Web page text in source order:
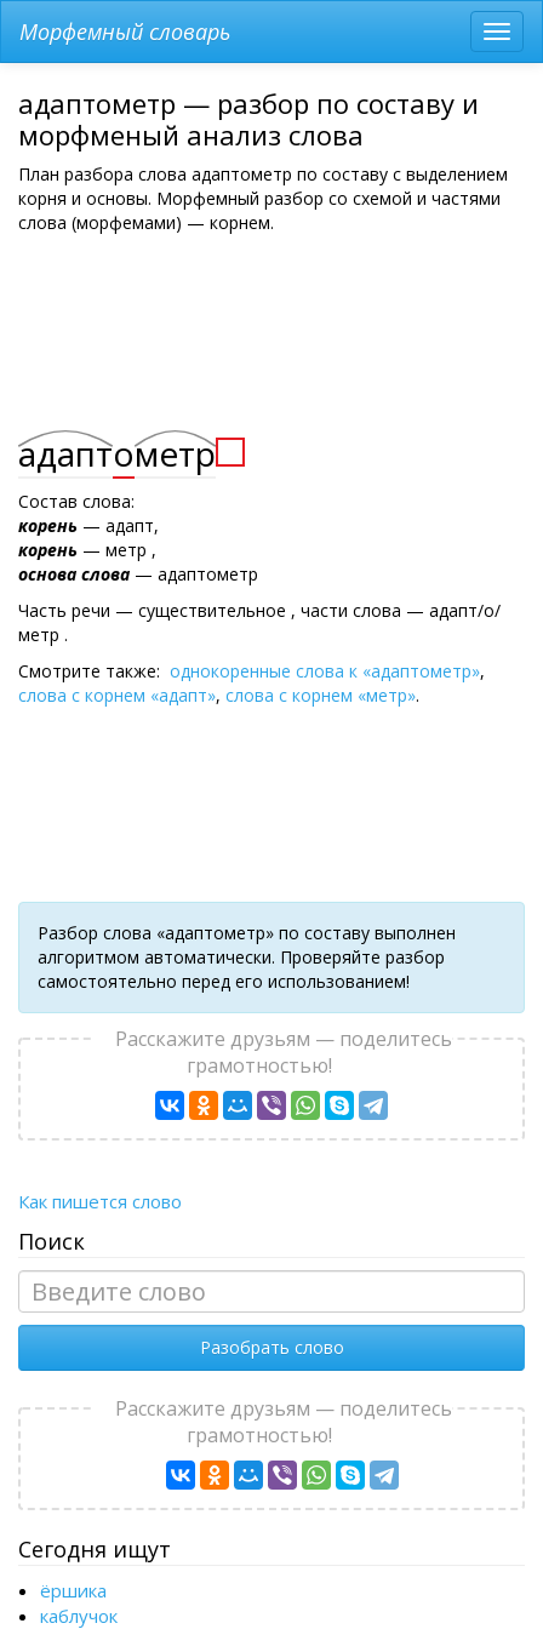
меню
Морфемный словарь
адаптометр — разбор по составу и
морфменый анализ слова
План разбора слова адаптометр по составу с выделением
корня и основы. Морфемный разбор со схемой и частями
слова (морфемами) — корнем.
адаптометр
Состав слова:
корень — адапт,
корень — метр ,
основа слова — адаптометр
Часть речи — существительное , части слова — адапт/о/
метр .
Смотрите также: однокоренные слова к «адаптометр»,
слова с корнем «адапт», слова с корнем «метр».
Разбор слова «адаптометр» по составу выполнен
алгоритмом автоматически. Проверяйте разбор
самостоятельно перед его использованием!
Расскажите друзьям — поделитесь
грамотностью!
Как пишется слово
Поиск
Разобрать слово
Расскажите друзьям — поделитесь
грамотностью!
Сегодня ищут
ёршика
каблучок